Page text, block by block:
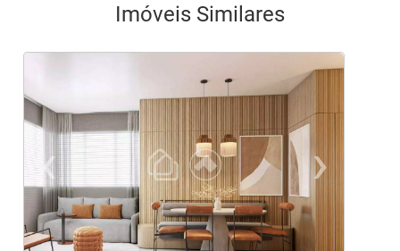
Imóveis Similares
‹
Previous
›